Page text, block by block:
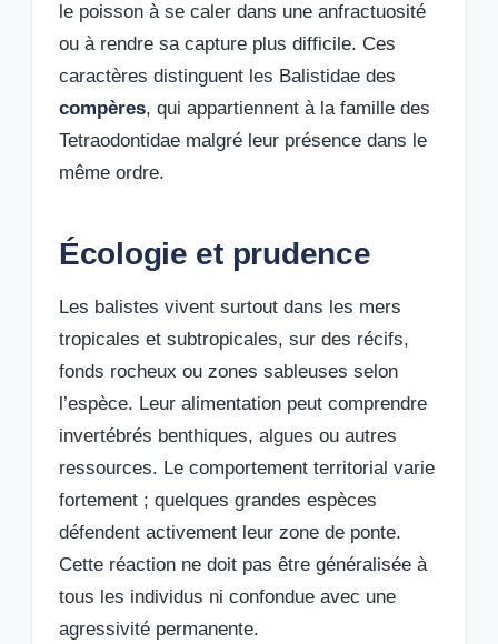
le poisson à se caler dans une anfractuosité
ou à rendre sa capture plus difficile. Ces
caractères distinguent les Balistidae des
compères, qui appartiennent à la famille des
Tetraodontidae malgré leur présence dans le
même ordre.
Écologie et prudence
Les balistes vivent surtout dans les mers
tropicales et subtropicales, sur des récifs,
fonds rocheux ou zones sableuses selon
l’espèce. Leur alimentation peut comprendre
invertébrés benthiques, algues ou autres
ressources. Le comportement territorial varie
fortement ; quelques grandes espèces
défendent activement leur zone de ponte.
Cette réaction ne doit pas être généralisée à
tous les individus ni confondue avec une
agressivité permanente.